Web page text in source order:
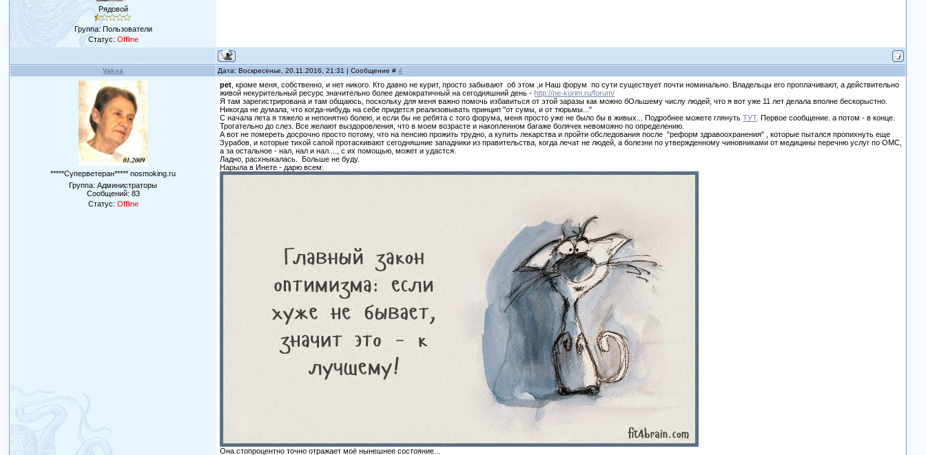
Рядовой
Группа: Пользователи
Статус: Offline
Vaksa Дата: Воскресенье, 20.11.2016, 21:31 | Сообщение #4
*****Суперветеран***** nosmoking.ru
Группа: Администраторы
Сообщений: 83
Статус: Offline
pet , кроме меня, собственно, и нет никого. Кто давно не курит, просто забывают об этом ,и Наш форум по сути существует почти номинально. Владельцы его проплачивают, а действительно
живой некурительный ресурс значительно более демократичный на сегодняшний день -http://ne-kurim.ru/forum/
Я там зарегистрирована и там общаюсь, поскольку для меня важно помочь избавиться от этой заразы как можно бОльшему числу людей, что я вот уже 11 лет делала вполне бескорыстно.
Никогда не думала, что когда-нибудь на себе придется реализовывать принцип "от сумы, и от тюрьмы..."
С начала лета я тяжело и непонятно болею, и если бы не ребята с того форума, меня просто уже не было бы в живых... Подробнее можете глянутьТУТ. Первое сообщение. а потом - в конце.
Трогательно до слез. Все желают выздоровления, что в моем возрасте и накопленном багаже болячек невоможно по определению.
А вот не помереть досрочно просто потому, что на пенсию прожить трудно, а купить лекарства и пройти обследования после "реформ здравоохранения" , которые пытался пропихнуть еще
Зурабов, и которые тихой сапой протаскивают сегодняшние западники из правительства, когда лечат не людей, а болезни по утвержденному чиновниками от медицины перечню услуг по ОМС,
а за остальное - нал, нал и нал...., с их помощью, может и удастся.
Ладно, расхныкалась. Больше не буду.
Нарыла в Инете - дарю всем:
Она стопроцентно точно отражает моё нынешнее состояние...